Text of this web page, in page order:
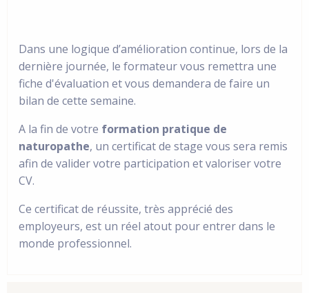
Dans une logique d’amélioration continue, lors de la
dernière journée, le formateur vous remettra une
fiche d'évaluation et vous demandera de faire un
bilan de cette semaine.
A la fin de votre formation pratique de
naturopathe, un certificat de stage vous sera remis
afin de valider votre participation et valoriser votre
CV.
Ce certificat de réussite, très apprécié des
employeurs, est un réel atout pour entrer dans le
monde professionnel.